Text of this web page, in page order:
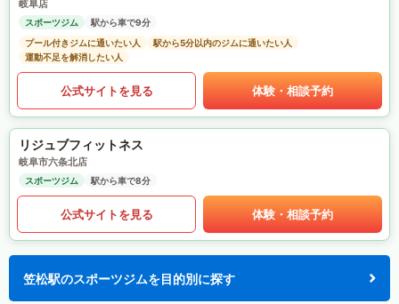
岐阜店
スポーツジム
駅から車で9分
プール付きジムに通いたい人
駅から5分以内のジムに通いたい人
運動不足を解消したい人
公式サイトを見る 体験・相談予約
リジュブフィットネス
岐阜市六条北店
スポーツジム 駅から車で8分
公式サイトを見る 体験・相談予約
笠松駅のスポーツジムを目的別に探す